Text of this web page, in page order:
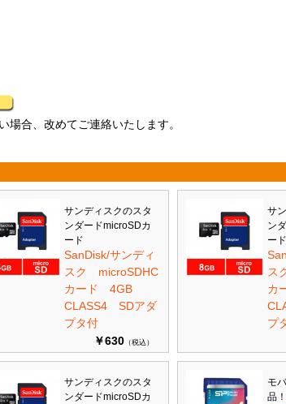
場合、改めてご連絡いたします。
サンディスクのスタ
ンダードmicroSDカ
ード
SanDisk/サンディ
スク microSDHC
カード 4GB
CLASS4 SDアダ
プタ付
￥630 （税込）
サ
ン
ード
ス
カ
プ
サンディスクのスタ
ンダードmicroSDカ
モ
品！